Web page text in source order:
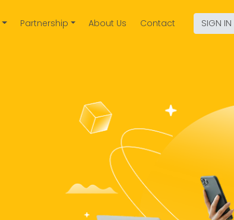
Partnership About Us Contact SIGN IN